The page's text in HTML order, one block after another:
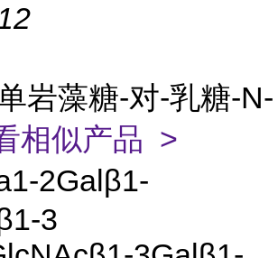
岩藻糖-对-乳糖-N-
相似产品 >
2Galβ1-
3